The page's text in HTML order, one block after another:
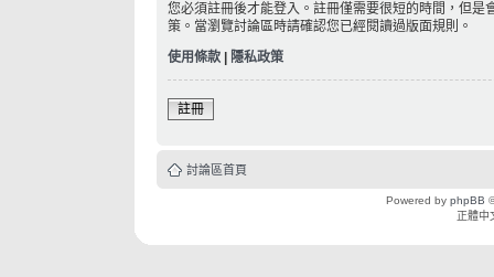
您必須註冊後才能登入。註冊僅需要很短的時間，但
策。當瀏覽討論區時請確認您已經閱讀過版面規則。
使用條款
隱私政策
註冊
討論區首頁
Powered by phpBB
正體中